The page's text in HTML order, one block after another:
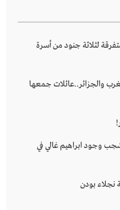
لثلاثة جنود من أسرة
والجزائر..عائلات جمعها
وجود ابراهيم غالي في
نجلاء بودن